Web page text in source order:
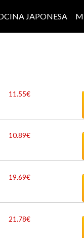
JAPONESA
11.55€
10.89€
19.69€
21.78€